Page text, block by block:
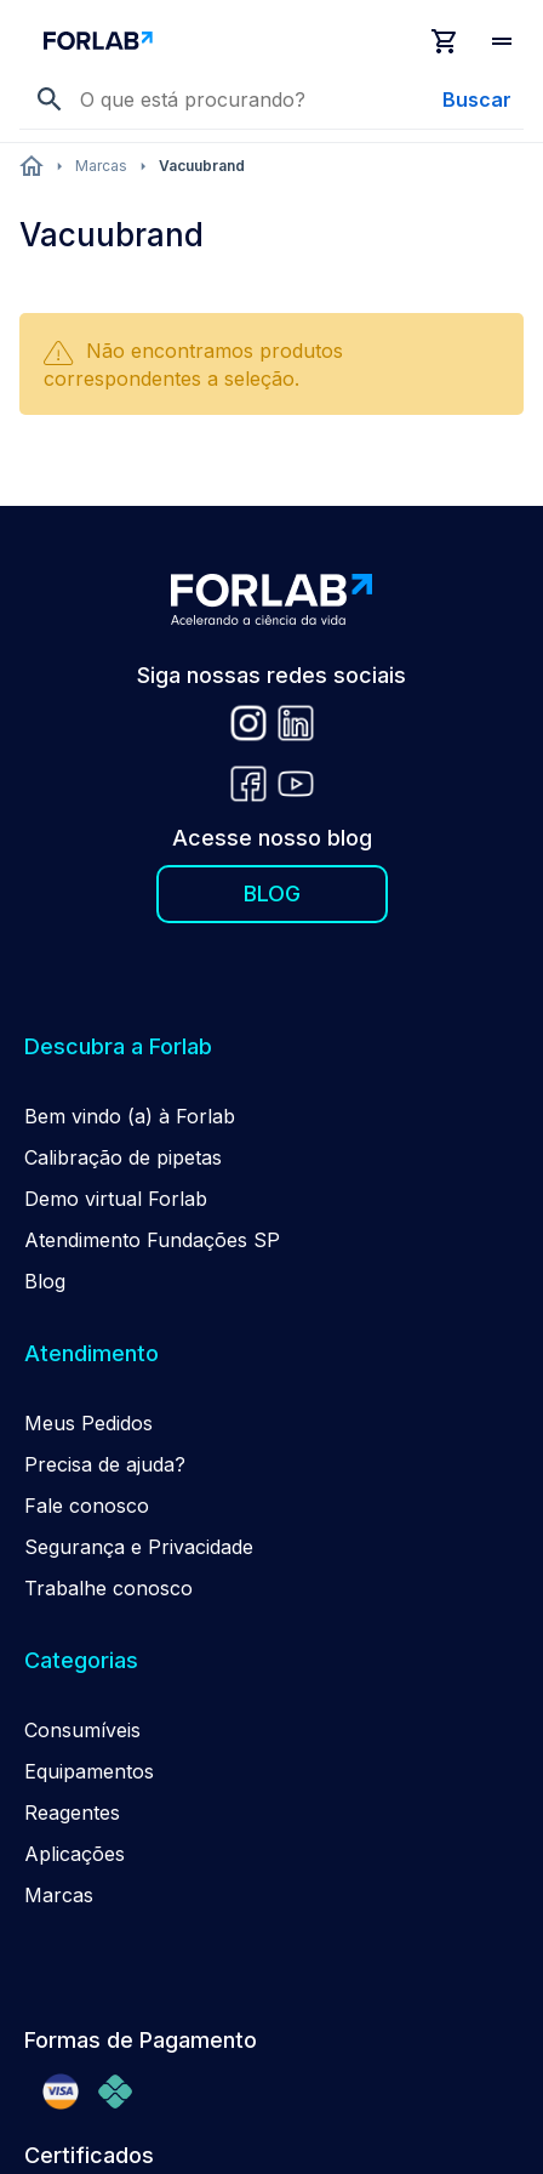
Buscar
Marcas Vacuubrand
Vacuubrand
Não encontramos produtos
correspondentes a seleção.
Siga nossas redes sociais
Acesse nosso blog
BLOG
Descubra a Forlab
Bem vindo (a) à Forlab
Calibração de pipetas
Demo virtual Forlab
Atendimento Fundações SP
Blog
Atendimento
Meus Pedidos
Precisa de ajuda?
Fale conosco
Segurança e Privacidade
Trabalhe conosco
Categorias
Consumíveis
Equipamentos
Reagentes
Aplicações
Marcas
Formas de Pagamento
Certificados